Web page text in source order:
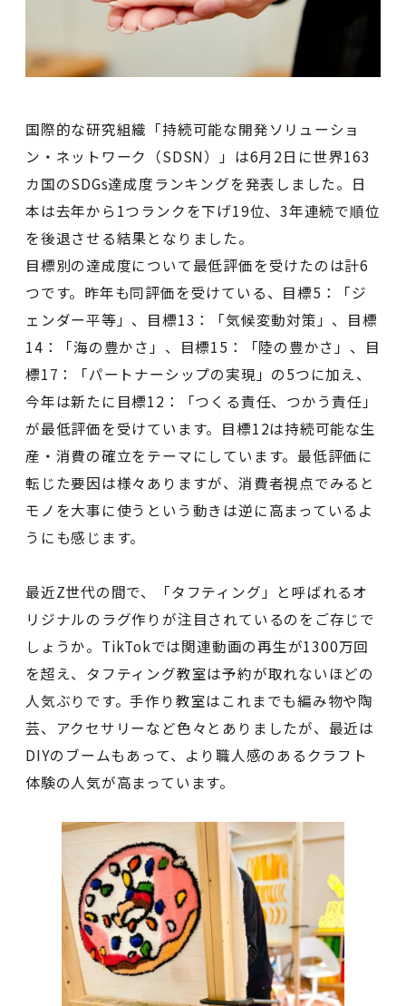
国際的な研究組織「持続可能な開発ソリューショ
ン・ネットワーク（SDSN）」は6月2日に世界163
カ国のSDGs達成度ランキングを発表しました。日
本は去年から1つランクを下げ19位、3年連続で順位
を後退させる結果となりました。
目標別の達成度について最低評価を受けたのは計6
つです。昨年も同評価を受けている、目標5：「ジ
ェンダー平等」、目標13：「気候変動対策」、目標
14：「海の豊かさ」、目標15：「陸の豊かさ」、目
標17：「パートナーシップの実現」の5つに加え、
今年は新たに目標12：「つくる責任、つかう責任」
が最低評価を受けています。目標12は持続可能な生
産・消費の確立をテーマにしています。最低評価に
転じた要因は様々ありますが、消費者視点でみると
モノを大事に使うという動きは逆に高まっているよ
うにも感じます。
最近Z世代の間で、「タフティング」と呼ばれるオ
リジナルのラグ作りが注目されているのをご存じで
しょうか。TikTokでは関連動画の再生が1300万回
を超え、タフティング教室は予約が取れないほどの
人気ぶりです。手作り教室はこれまでも編み物や陶
芸、アクセサリーなど色々とありましたが、最近は
DIYのブームもあって、より職人感のあるクラフト
体験の人気が高まっています。